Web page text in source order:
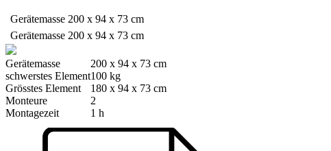
Gerätemasse 200 x 94 x 73 cm
Gerätemasse 200 x 94 x 73 cm
Gerätemasse
200 x 94 x 73 cm
schwerstes Element100 kg
Grösstes Element
180 x 94 x 73 cm
Monteure
2
Montagezeit
1 h